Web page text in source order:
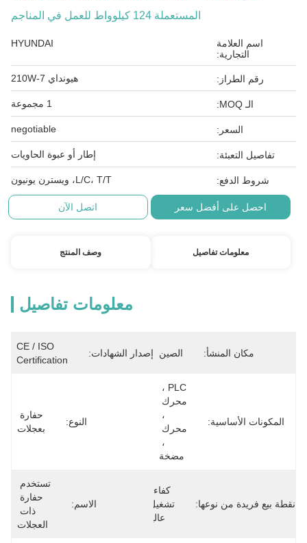
المستعملة 124 كيلوواط للعمل في المناجم
اسم العلامة
التجارية:
HYUNDAI
رقم الطراز: هيونداي 210W-7
الـ MOQ: 1 مجموعة
السعر: negotiable
تفاصيل التعبئة: إطار أو عبوة الحاويات
شروط الدفع: L/C، T/T، ويسترن يونيون
احصل على أفضل سعر اتصل الآن
معلومات تفاصيل وصف المنتج
معلومات تفاصيل
مكان المنشأ: الصين إصدار الشهادات:
CE / ISO
Certification
المكونات الأساسية:
مضخة
النوع:
بعجلات
نقطة بيع فريدة من نوعها:
عالية
الاسم:
العجلات